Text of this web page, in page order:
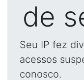
de
Seu IP fez
acessos
conosco.